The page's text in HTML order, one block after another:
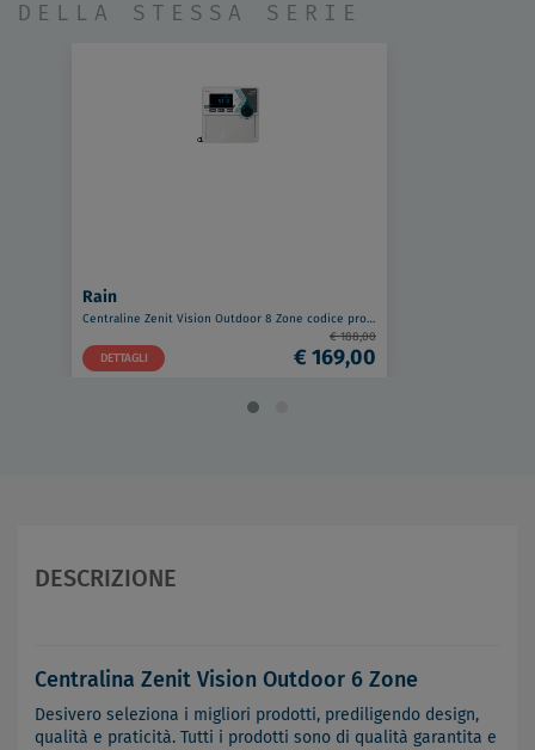
DELLA STESSA SERIE
Rain
Centraline Zenit Vision Outdoor 8 Zone codice prod: 205.8000000
DETTAGLI
€ 188,00
€ 169,00
DESCRIZIONE
Centralina Zenit Vision Outdoor 6 Zone
Desivero seleziona i migliori prodotti, prediligendo design,
qualità e praticità. Tutti i prodotti sono di qualità garantita e